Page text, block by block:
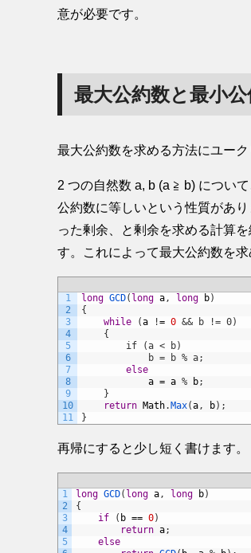
意が必要です。
最大公約数と最小
最大公約数を求める方法にユーク
2 つの自然数 a, b (a ≧ b) につい
公約数に等しいという性質があ
った剰余、と剰余を求める計算
す。これによって最大公約数を
1
2
3
4
5
6
7
8
9
10
11
long GCD( long a, long b)
{
while
(a != 0 && b != 0)
{
if (a < b)
b = b % a;
else
a = a % b;
}
return Math. Max(a, b) ;
}
再帰にすると少し短く書けます。
1
2
3
4
5
long GCD( long a, long b)
{
if
( b == 0)
return a;
else